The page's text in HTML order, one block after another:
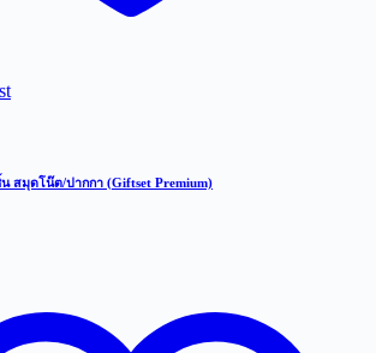
สมุดโน๊ต/ปากกา (Giftset Premium)